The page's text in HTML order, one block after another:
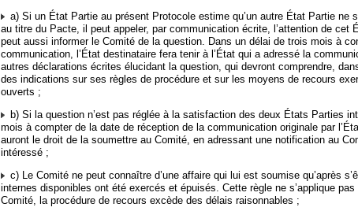
a) Si un État Partie au présent Protocole estime qu’un autre État Partie ne
au titre du Pacte, il peut appeler, par communication écrite, l’attention de cet
peut aussi informer le Comité de la question. Dans un délai de trois mois à
communication, l’État destinataire fera tenir à l’État qui a adressé la
autres déclarations écrites élucidant la question, qui devront comprendre,
des indications sur ses règles de procédure et sur les moyens de recours
ouverts ;
b) Si la question n’est pas réglée à la satisfaction des deux États Parties
mois à compter de la date de réception de la communication originale par
auront le droit de la soumettre au Comité, en adressant une notification au
intéressé ;
c) Le Comité ne peut connaître d’une affaire qui lui est soumise qu’après
internes disponibles ont été exercés et épuisés. Cette règle ne s’applique
Comité, la procédure de recours excède des délais raisonnables ;